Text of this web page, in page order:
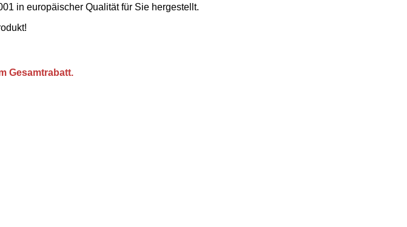
in europäischer Qualität für Sie hergestellt.
Gesamtrabatt.